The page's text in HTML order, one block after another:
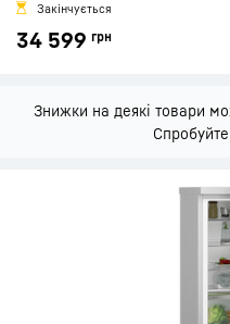
Закінчується
34 599 грн
Знижки на деякі товари